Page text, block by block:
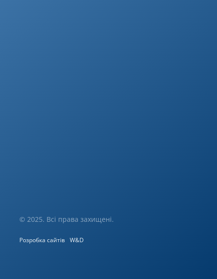
© 2025. Всі права захищені.
Розробка сайтів W&D